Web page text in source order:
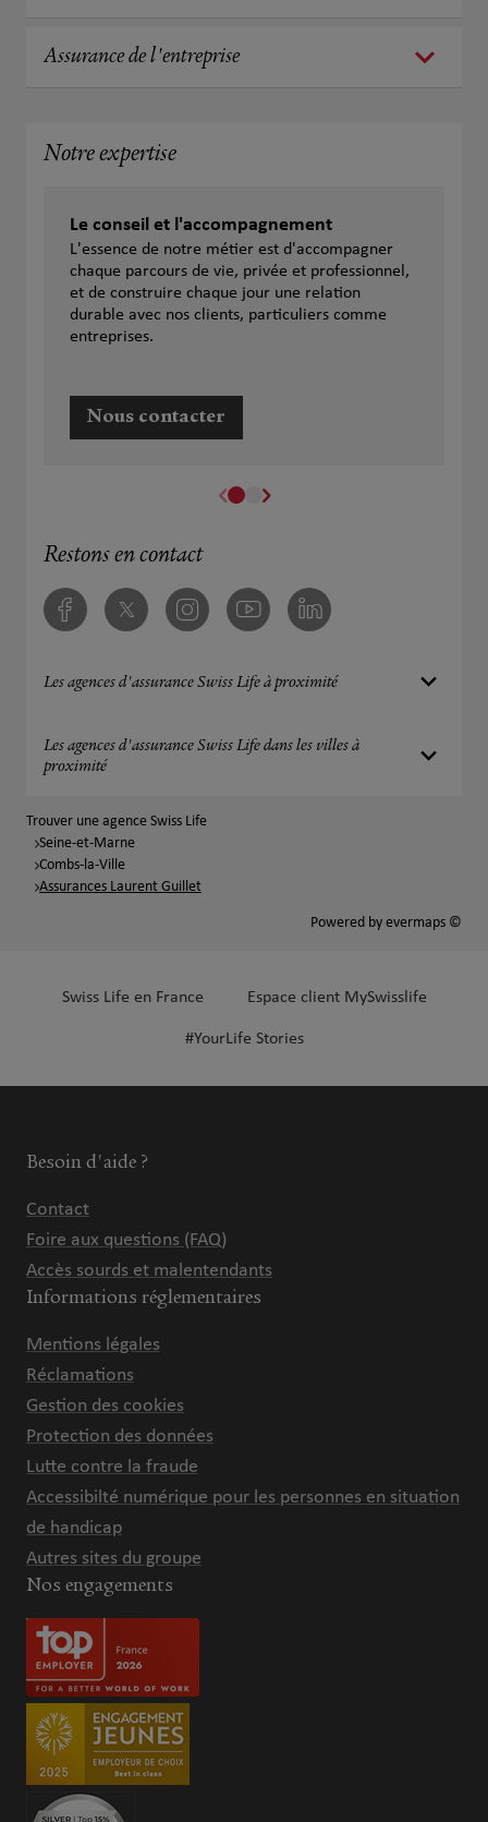
Assurance de l'entreprise
Notre expertise
Le conseil et l'accompagnement
L'essence de notre métier est d'accompagner
chaque parcours de vie, privée et professionnel,
et de construire chaque jour une relation
durable avec nos clients, particuliers comme
entreprises.
Nous contacter
Restons en contact
FacebookTwitter InstagramYoutube Linkedin
Les agences d'assurance Swiss Life à proximité
Les agences d'assurance Swiss Life dans les villes à
proximité
Trouver une agence Swiss Life
Seine-et-Marne
Combs-la-Ville
Assurances Laurent Guillet
Powered by evermaps ©
Swiss Life en France Espace client MySwisslife
#YourLife Stories
Besoin d'aide ?
Contact
Foire aux questions (FAQ)
Accès sourds et malentendants
Informations réglementaires
Mentions légales
Réclamations
Gestion des cookies
Protection des données
Lutte contre la fraude
Accessibilté numérique pour les personnes en situation
de handicap
Autres sites du groupe
Nos engagements